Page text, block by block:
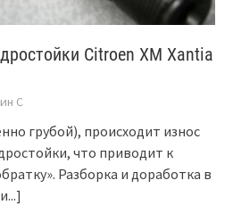
Citroen XM Xantia
C
грубой), происходит износ
что приводит к
Разборка и доработка в